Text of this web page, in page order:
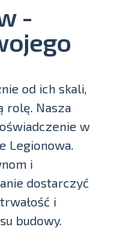
-
od ich skali,
rolę. Nasza
w
Legionowa.
i
dostarczyć
i
budowy.